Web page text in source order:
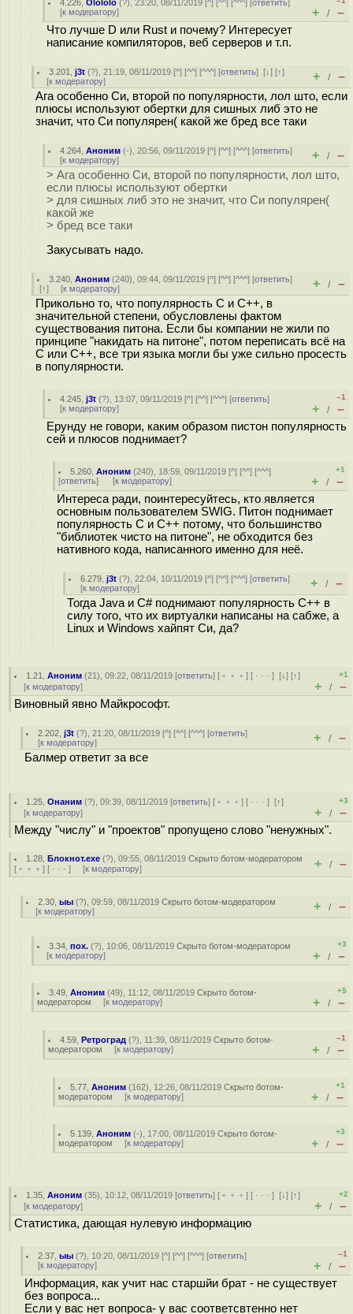
4.226 ,Olololo (?), 23:20, 08/11/2019 [^ ] [^^ ] [^^^ ] [ответить
[к модератору] + / –
Что лучше D или Rust и почему? Интересует
написание компиляторов, веб серверов и т.п.
3.201 ,j3t (?), 21:19, 08/11/2019 [^] [^^] [^^^] [ответить][↓] [↑]
[к модератору] + / –
Ага особенно Си, второй по популярности, лол што, если
плюсы используют обертки для сишных либ это не
значит, что Си популярен( какой же бред все таки
4.264 ,Аноним (-), 20:56, 09/11/2019 [^] [^^] [^^^] [ответить]
[к модератору] + / –
> Ага особенно Си, второй по популярности, лол што,
если плюсы используют обертки
> для сишных либ это не значит, что Си популярен(
какой же
> бред все таки
Закусывать надо.
3.240 ,Аноним (240), 09:44, 09/11/2019 [^] [^^] [^^^] [ответить]
[↑] [к модератору] + / –
Прикольно то, что популярность С и С++, в
значительной степени, обусловлены фактом
существования питона. Если бы компании не жили по
принципе "накидать на питоне", потом переписать всё на
С или С++, все три языка могли бы уже сильно просесть
в популярности.
4.245 ,j3t (?), 13:07, 09/11/2019 [^] [^^] [^^^] [ответить]
[к модератору]
–1
+ / –
Ерунду не говори, каким образом пистон популярность
сей и плюсов поднимает?
5.260 ,Аноним (240), 18:59, 09/11/2019 [^] [^^] [^^^]
[ответить] [к модератору]
+1
+ / –
Интереса ради, поинтересуйтесь, кто является
основным пользователем SWIG. Питон поднимает
популярность C и C++ потому, что большинство
"библиотек чисто на питоне", не обходится без
нативного кода, написанного именно для неё.
6.279 ,j3t (?), 22:04, 10/11/2019 [^] [^^] [^^^] [ответить]
[к модератору] + / –
Тогда Java и C# поднимают популярность C++ в
силу того, что их виртуалки написаны на сабже, а
Linux и Windows хайпят Си, да?
1.21 ,Аноним (21), 09:22, 08/11/2019 [ответить] [ ﹢﹢﹢] [ · · ·][↓] [↑]
[к модератору]
+1
+ / –
Виновный явно Майкрософт.
2.202 ,j3t (?), 21:20, 08/11/2019 [^] [^^] [^^^] [ответить]
[к модератору] + / –
Балмер ответит за все
1.25 ,Онаним (?), 09:39, 08/11/2019 [ответить] [ ﹢﹢﹢] [ · · ·][↑]
[к модератору]
+3
+ / –
Между "числу" и "проектов" пропущено слово "ненужных".
1.28 ,Блокнот.exe (?), 09:55, 08/11/2019Скрыто ботом-модератором
[ ﹢﹢﹢ ] [ · · · ] [к модератору] + / –
2.30 ,ыы (?), 09:59, 08/11/2019Скрыто ботом-модератором
[к модератору] + / –
3.34 ,пох. (?), 10:06, 08/11/2019Скрыто ботом-модератором
[к модератору]
+3
+ / –
3.49 ,Аноним (49), 11:12, 08/11/2019Скрыто ботом-
модератором [к модератору]
+5
+ / –
4.59 ,Ретроград (?), 11:39, 08/11/2019Скрыто ботом-
модератором [к модератору]
–1
+ / –
5.77 ,Аноним (162), 12:26, 08/11/2019Скрыто ботом-
модератором [к модератору]
+1
+ / –
5.139 ,Аноним (-), 17:00, 08/11/2019Скрыто ботом-
модератором [к модератору]
+3
+ / –
1.35 ,Аноним (35), 10:12, 08/11/2019 [ответить] [ ﹢﹢﹢] [ · · ·][↓] [↑]
[к модератору]
+2
+ / –
Статистика, дающая нулевую информацию
2.37 ,ыы (?), 10:20, 08/11/2019 [^] [^^] [^^^] [ответить]
[к модератору]
–1
+ / –
Информация, как учит нас старшйи брат - не существует
без вопроса...
Если у вас нет вопроса- у вас соответсвтенно нет